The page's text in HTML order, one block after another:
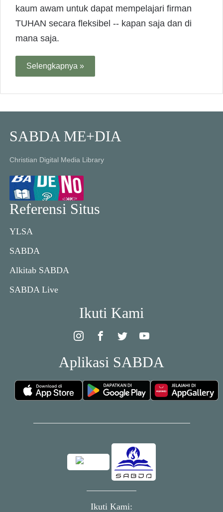
kaum awam untuk dapat mempelajari firman
TUHAN secara fleksibel -- kapan saja dan di
mana saja.
Selengkapnya »
SABDA ME+DIA
Christian Digital Media Library
Referensi Situs
YLSA
SABDA
Alkitab SABDA
SABDA Live
Ikuti Kami
Aplikasi SABDA
Ikuti Kami: